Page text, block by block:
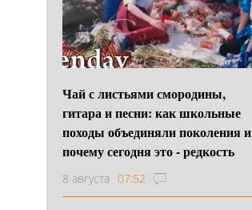
Чай с листьями смородины,
гитара и песни: как школьные
походы объединяли поколения и
почему сегодня это - редкость
8 августа 07:52